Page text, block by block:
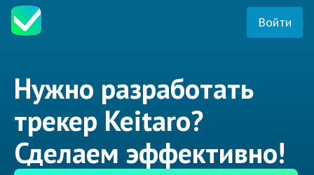
Войти
Нужно разработать
трекер Keitaro?
Сделаем эффективно!